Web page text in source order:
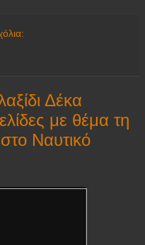
Δέκα
με θέμα τη
Ναυτικό